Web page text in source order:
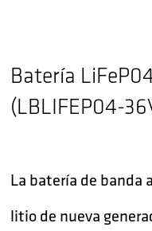
Batería
(LBLIFEP04-
La batería de banda
litio de nueva